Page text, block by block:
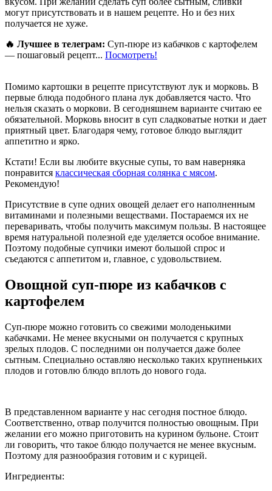
могут присутствовать и в нашем рецепте. Но и без них
получается не хуже.
🔥 Лучшее в телеграм: Суп-пюре из кабачков с картофелем
— пошаговый рецепт... Посмотреть!
Помимо картошки в рецепте присутствуют лук и морковь. В
первые блюда подобного плана лук добавляется часто. Что
нельзя сказать о моркови. В сегодняшнем варианте считаю ее
обязательной. Морковь вносит в суп сладковатые нотки и дает
приятный цвет. Благодаря чему, готовое блюдо выглядит
аппетитно и ярко.
Кстати! Если вы любите вкусные супы, то вам наверняка
понравится классическая сборная солянка с мясом.
Рекомендую!
Присутствие в супе одних овощей делает его наполненным
витаминами и полезными веществами. Постараемся их не
переваривать, чтобы получить максимум пользы. В настоящее
время натуральной полезной еде уделяется особое внимание.
Поэтому подобные супчики имеют большой спрос и
съедаются с аппетитом и, главное, с удовольствием.
Овощной суп-пюре из кабачков с
картофелем
Суп-пюре можно готовить со свежими молоденькими
кабачками. Не менее вкусными он получается с крупных
зрелых плодов. С последними он получается даже более
сытным. Специально оставляю несколько таких крупненьких
плодов и готовлю блюдо вплоть до нового года.
В представленном варианте у нас сегодня постное блюдо.
Соответственно, отвар получится полностью овощным. При
желании его можно приготовить на курином бульоне. Стоит
ли говорить, что такое блюдо получается не менее вкусным.
Поэтому для разнообразия готовим и с курицей.
Ингредиенты: